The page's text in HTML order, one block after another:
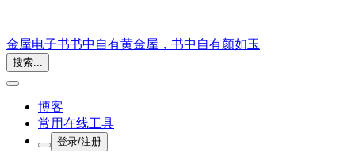
金屋电子书书中自有黄金屋，书中自有颜如玉
搜索...
博客
常用在线工具
登录/注册